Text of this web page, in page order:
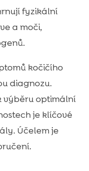
fyzikální
a moči,
kočičího
diagnozu.
výběru optimální
je klíčové
Účelem je